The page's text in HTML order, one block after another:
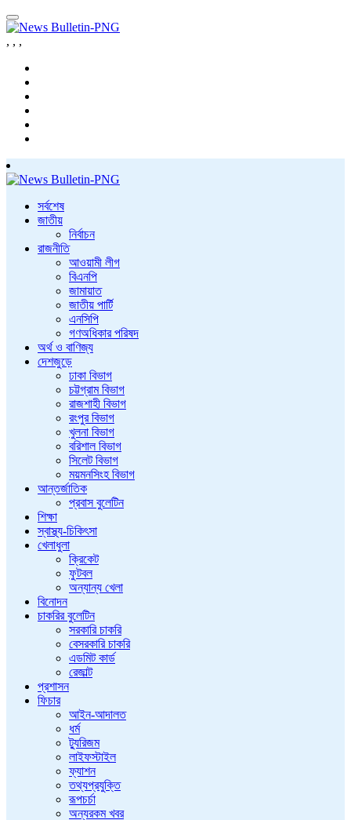
, , ,
সর্বশেষ
জাতীয়
নির্বাচন
রাজনীতি
আওয়ামী লীগ
বিএনপি
জামায়াত
জাতীয় পার্টি
এনসিপি
গণঅধিকার পরিষদ
অর্থ ও বাণিজ্য
দেশজুড়ে
ঢাকা বিভাগ
চট্টগ্রাম বিভাগ
রাজশাহী বিভাগ
রংপুর বিভাগ
খুলনা বিভাগ
বরিশাল বিভাগ
সিলেট বিভাগ
ময়মনসিংহ বিভাগ
আন্তর্জাতিক
প্রবাস বুলেটিন
শিক্ষা
স্বাস্থ্য-চিকিৎসা
খেলাধুলা
ক্রিকেট
ফুটবল
অন্যান্য খেলা
বিনোদন
চাকরির বুলেটিন
সরকারি চাকরি
বেসরকারি চাকরি
এডমিট কার্ড
রেজাল্ট
প্রশাসন
ফিচার
আইন-আদালত
ধর্ম
ট্যুরিজম
লাইফস্টাইল
ফ্যাশন
তথ্যপ্রযুক্তি
রূপচর্চা
অন্যরকম খবর